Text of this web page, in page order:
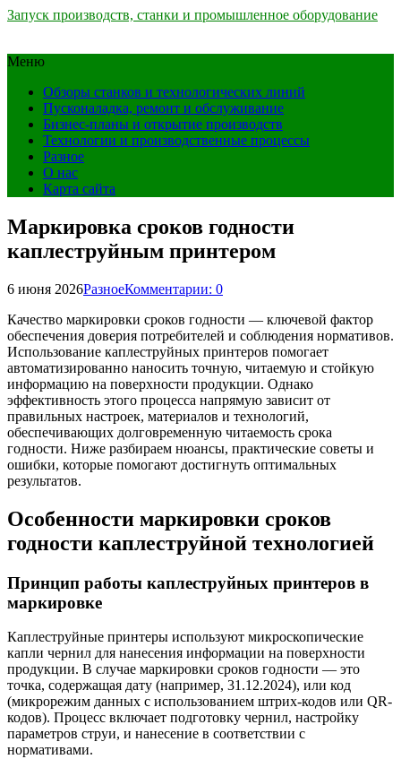
Запуск производств, станки и промышленное оборудование
Меню
Обзоры станков и технологических линий
Пусконаладка, ремонт и обслуживание
Бизнес-планы и открытие производств
Технологии и производственные процессы
Разное
О нас
Карта сайта
Маркировка сроков годности
каплеструйным принтером
6 июня 2026РазноеКомментарии: 0
Качество маркировки сроков годности — ключевой фактор
обеспечения доверия потребителей и соблюдения нормативов.
Использование каплеструйных принтеров помогает
автоматизированно наносить точную, читаемую и стойкую
информацию на поверхности продукции. Однако
эффективность этого процесса напрямую зависит от
правильных настроек, материалов и технологий,
обеспечивающих долговременную читаемость срока
годности. Ниже разбираем нюансы, практические советы и
ошибки, которые помогают достигнуть оптимальных
результатов.
Особенности маркировки сроков
годности каплеструйной технологией
Принцип работы каплеструйных принтеров в
маркировке
Каплеструйные принтеры используют микроскопические
капли чернил для нанесения информации на поверхности
продукции. В случае маркировки сроков годности — это
точка, содержащая дату (например, 31.12.2024), или код
(микрорежим данных с использованием штрих-кодов или QR-
кодов). Процесс включает подготовку чернил, настройку
параметров струи, и нанесение в соответствии с
нормативами.